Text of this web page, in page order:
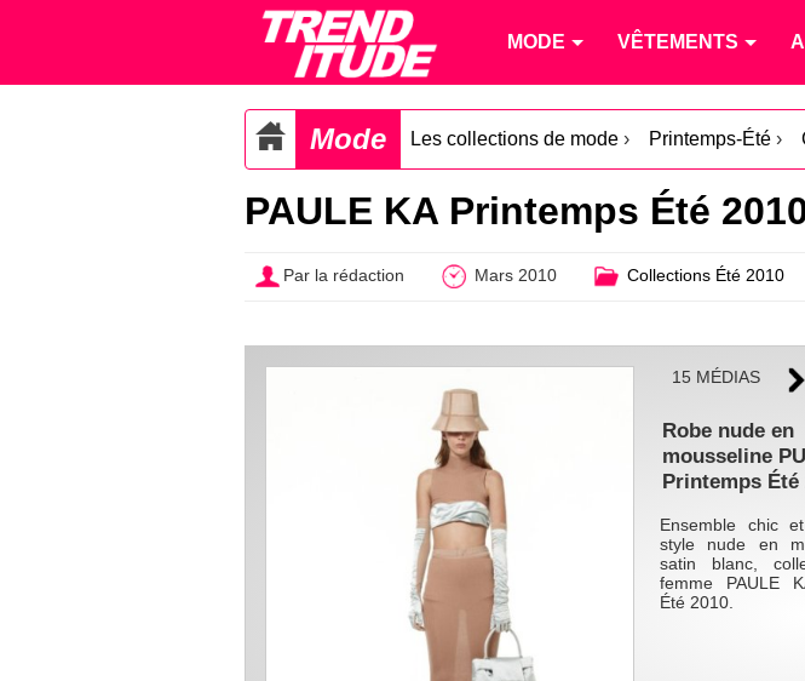
MODE VÊTEMENTS
Mode Les collections de mode › Printemps-Été ›
PAULE KA Printemps Été
Par la rédaction Mars 2010 Collections Été 2010
15 MÉDIAS
Robe nude en
mousseline
Printemps Été
Ensemble chic
style nude en
satin blanc,
femme PAULE
Été 2010.